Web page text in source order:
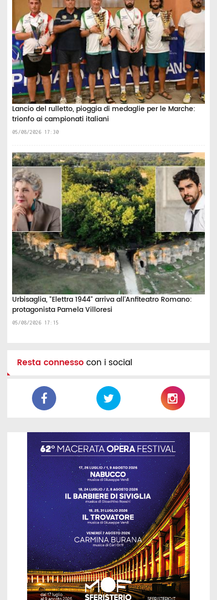
Lancio del rulletto, pioggia di medaglie per le Marche:
trionfo ai campionati italiani
05/08/2026 17:30
Urbisaglia, "Elettra 1944" arriva all'Anfiteatro Romano:
protagonista Pamela Villoresi
05/08/2026 17:15
Resta connessocon i social